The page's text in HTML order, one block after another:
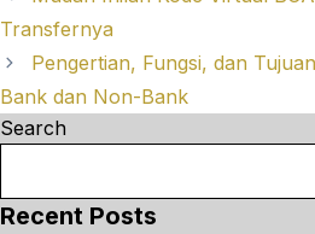
Transfernya
Pengertian, Fungsi, dan
Bank dan Non-Bank
Search
Recent Posts